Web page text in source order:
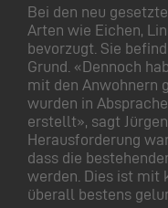
Bei den neu
Arten wie Eichen,
bevorzugt. Sie
Grund. «Dennoch
mit den Anwohnern
wurden in
erstellt», sagt
Herausforderung
dass die
werden. Dies ist mit
überall bestens